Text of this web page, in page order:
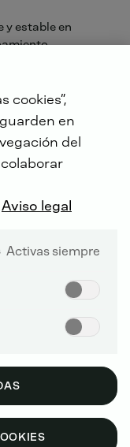
y estable en
cookies”,
en
del
Aviso legal
Activas siempre